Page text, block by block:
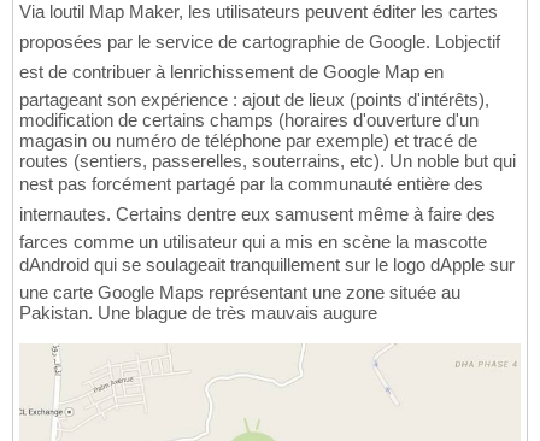
Via loutil Map Maker, les utilisateurs peuvent éditer les cartes
proposées par le service de cartographie de Google. Lobjectif
est de contribuer à lenrichissement de Google Map en
partageant son expérience : ajout de lieux (points d'intérêts),
modification de certains champs (horaires d'ouverture d'un
magasin ou numéro de téléphone par exemple) et tracé de
routes (sentiers, passerelles, souterrains, etc). Un noble but qui
nest pas forcément partagé par la communauté entière des
internautes. Certains dentre eux samusent même à faire des
farces comme un utilisateur qui a mis en scène la mascotte
dAndroid qui se soulageait tranquillement sur le logo dApple sur
une carte Google Maps représentant une zone située au
Pakistan. Une blague de très mauvais augure